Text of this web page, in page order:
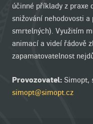
účinné příklady z praxe
snižování nehodovosti
smrtelných). Využitím
animací a videí řádově
zapamatovatelnost
Provozovatel: Simopt,
simopt@simopt.cz